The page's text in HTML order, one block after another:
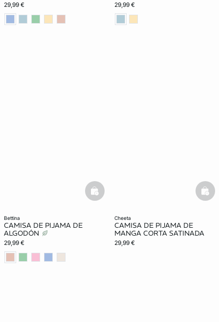
29,99 € 29,99 €
bettina
CAMISA DE PIJAMA DE
ALGODÓN
29,99 €
basketfull
cheeta
CAMISA DE PIJAMA DE
MANGA CORTA SATINADA
29,99 €